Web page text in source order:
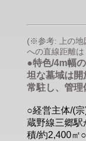
(※参考: 上の地
への直線距離
●特色/4m幅
坦な墓域は開
常駐し、管理
○経営主体/(
蔵野線三郷
積/約2,400㎡